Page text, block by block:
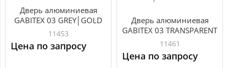
Дверь алюминиевая
GABITEX 03 GREY│GOLD
MATT
11453
Цена по запросу
Дверь алюминиевая
GABITEX 03 TRANSPARENT
CLEAR│BLACK EDITION
11461
Цена по запросу